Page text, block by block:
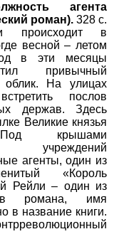
агента
роман). 328 с.
происходит в
весной – летом
в эти месяцы
привычный
облик. На улицах
послов
держав. Здесь
Великие князья
крышами
учреждений
агенты, один из
«Король
Рейли – один из
романа, имя
в название книги.